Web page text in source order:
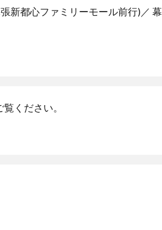
新都心ファミリーモール前行)／ 幕
覧ください。